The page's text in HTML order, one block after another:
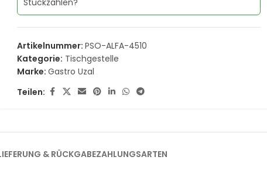
Stückzahlen?
Artikelnummer:PSO-ALFA-4510
Kategorie: Tischgestelle
Marke:Gastro Uzal
Teilen:
& RÜCKGABEZAHLUNGSARTEN